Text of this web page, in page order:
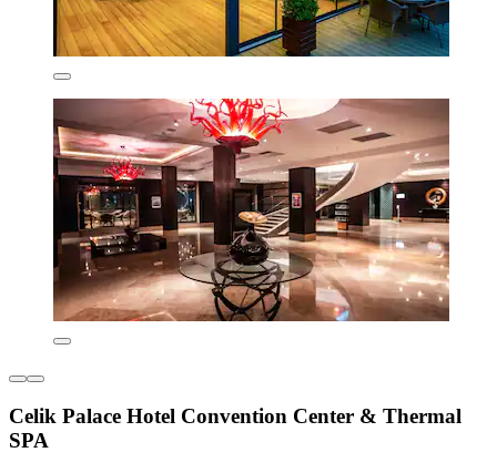
Celik Palace Hotel Convention Center & Thermal
SPA